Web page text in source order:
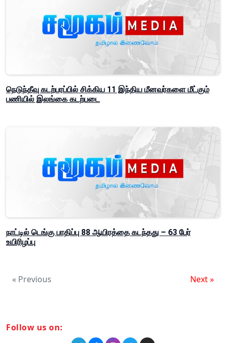
நெடுந்தீவு கடற்பரப்பில் சிக்கிய 11 இந்திய மீனவர்களை மீட்கும்
பணியில் இலங்கை கடற்படை
நாட்டில் டெங்கு பாதிப்பு 88 ஆயிரத்தை கடந்தது – 63 பேர்
உயிரிழப்பு
« Previous Next »
Follow us on: